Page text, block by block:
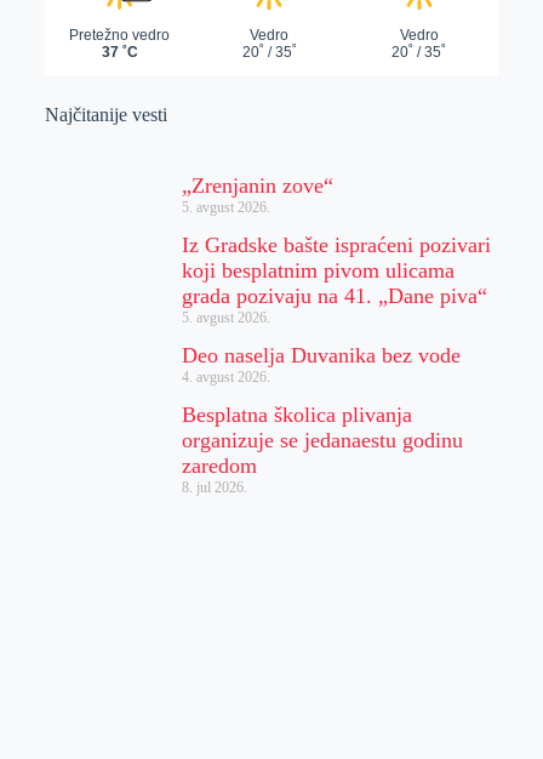
Najčitanije vesti
„Zrenjanin zove“
5. avgust 2026.
Iz Gradske bašte ispraćeni pozivari
koji besplatnim pivom ulicama
grada pozivaju na 41. „Dane piva“
5. avgust 2026.
Deo naselja Duvanika bez vode
4. avgust 2026.
Besplatna školica plivanja
organizuje se jedanaestu godinu
zaredom
8. jul 2026.